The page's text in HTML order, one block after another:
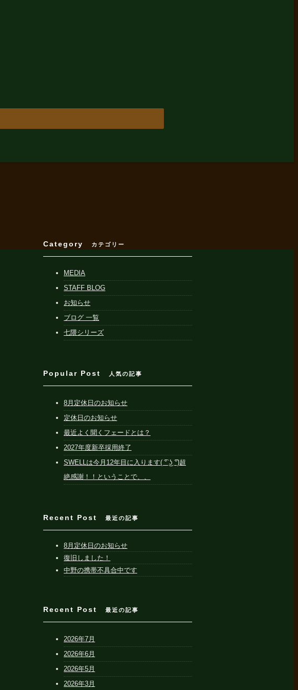
Category カテゴリー
MEDIA
STAFF BLOG
お知らせ
ブログ 一覧
七隈シリーズ
Popular Post 人気の記事
8月定休日のお知らせ
定休日のお知らせ
最近よく聞くフェードとは？
2027年度新卒採用終了
SWELLは今月12年目に入ります( ͡° ͜ʖ ͡°)超
絶感謝！！ということで、、
Recent Post 最近の記事
8月定休日のお知らせ
復旧しました！
中野の携帯不具合中です
Recent Post 最近の記事
2026年7月
2026年6月
2026年5月
2026年3月